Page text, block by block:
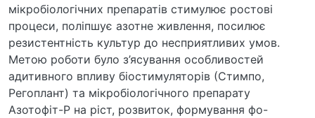
мікробіологічних препаратів стимулює ростові
процеси, поліпшує азотне живлення, посилює
резистентність культур до несприятливих умов.
Метою роботи було з’ясування особливостей
адитивного впливу біостимуляторів (Стимпо,
Регоплант) та мікробіологічного препарату
Азотофіт-Р на ріст, розвиток, формування фо-